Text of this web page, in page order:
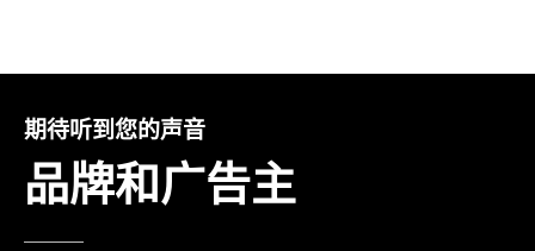
期待听到您的声音
品牌和广告主